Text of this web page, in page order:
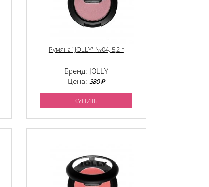
Румяна "JOLLY" №04, 5,2 г
Бренд: JOLLY
Цена:380 ₽
КУПИТЬ